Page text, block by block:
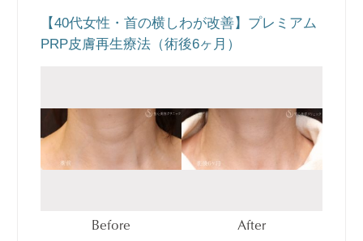
【40代女性・首の横しわが改善】プレミアム
PRP皮膚再生療法（術後6ヶ月）
Before After